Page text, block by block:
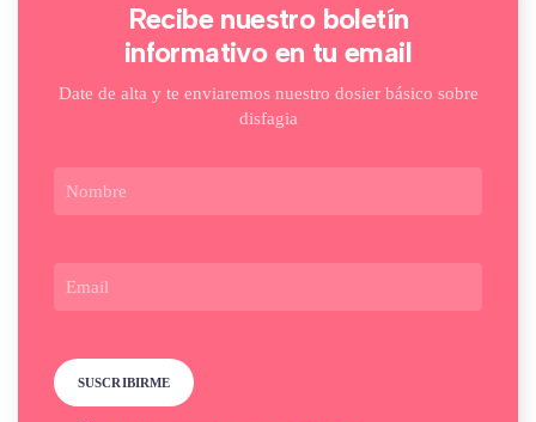
Recibe nuestro boletín
informativo en tu email
Date de alta y te enviaremos nuestro dosier básico sobre
disfagia